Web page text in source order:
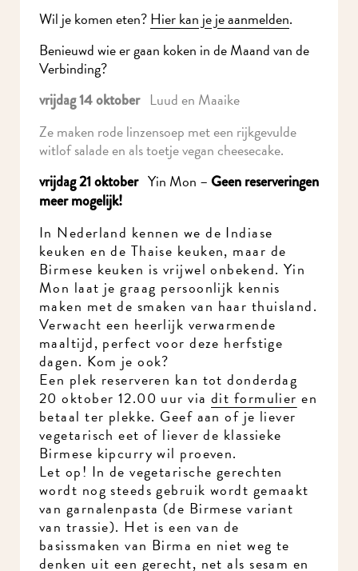
Wil je komen eten?Hier kan je je aanmelden.
Benieuwd wie er gaan koken in de Maand van de
Verbinding?
vrijdag 14 oktoberLuud en Maaike
Ze maken rode linzensoep met een rijkgevulde
witlof salade en als toetje vegan cheesecake.
vrijdag 21 oktoberYin Mon –Geen reserveringen
meer mogelijk!
In Nederland kennen we de Indiase
keuken en de Thaise keuken, maar de
Birmese keuken is vrijwel onbekend. Yin
Mon laat je graag persoonlijk kennis
maken met de smaken van haar thuisland.
Verwacht een heerlijk verwarmende
maaltijd, perfect voor deze herfstige
dagen. Kom je ook?
Een plek reserveren kan tot donderdag
20 oktober 12.00 uur viadit formulier en
betaal ter plekke. Geef aan of je liever
vegetarisch eet of liever de klassieke
Birmese kipcurry wil proeven.
Let op! In de vegetarische gerechten
wordt nog steeds gebruik wordt gemaakt
van garnalenpasta (de Birmese variant
van trassie). Het is een van de
basissmaken van Birma en niet weg te
denken uit een gerecht, net als sesam en